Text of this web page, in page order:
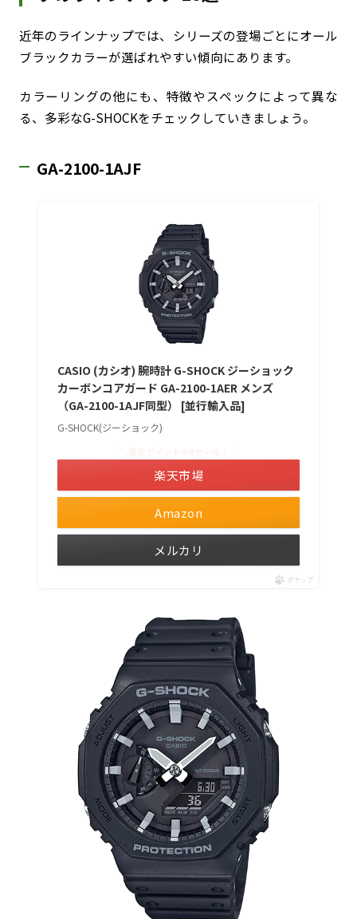
近年のラインナップでは、シリーズの登場ごとにオール
ブラックカラーが選ばれやすい傾向にあります。
カラーリングの他にも、特徴やスペックによって異な
る、多彩なG-SHOCKをチェックしていきましょう。
GA-2100-1AJF
CASIO (カシオ) 腕時計 G-SHOCK ジーショック
カーボンコアガード GA-2100-1AER メンズ
（GA-2100-1AJF同型） [並行輸入品]
G-SHOCK(ジーショック)
Amazon
楽天市場
メルカリ
ポチップ